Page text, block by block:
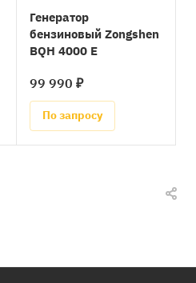
Генератор
бензиновый Zongshen
BQH 4000 E
99 990 ₽
По запросу